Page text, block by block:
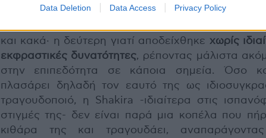
Data Deletion Data Access Privacy Policy
της φωνή. Τα πρώτα γιατί (πέρα από μερικές
και κακά· η δεύτερη γιατί αποδείχθηκε χωρίς
εκφραστικές δυνατότητες, ρέποντας μάλιστα
στην επιπεδότητα σε κάποια σημεία. Όσο
πλασάρει δηλαδή τον εαυτό της ως
τραγουδοποιό, η Shakira -ιδιαίτερα στις
στιγμές της- δεν είναι παρά μια κοπέλα που
κιθάρα της και τραγουδάει,